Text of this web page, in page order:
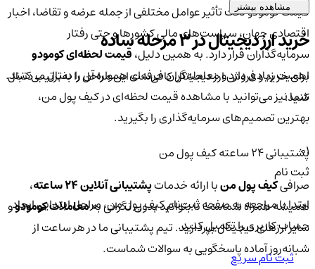
قیمت کومودو تحت تأثیر عوامل مختلفی از جمله عرضه و تقاضا، اخبار
اقتصادی جهان، سیاست‌های مالی کشورها و حتی رفتار
سرمایه‌گذاران قرار دارد. به همین دلیل،قیمت لحظه‌ای کومودو
اهمیت زیادی دارد و معامله‌گران حرفه‌ای همواره آن را دنبال می‌کنند.
شما نیز می‌توانید با مشاهده قیمت لحظه‌ای در کیف پول من،
بهترین تصمیم‌های سرمایه‌گذاری را بگیرید.
پشتیبانی ۲۴ ساعته کیف پول من
صرافیکیف پول منبا ارائه خدماتپشتیبانی آنلاین ۲۴ ساعته
،
همیشه همراه شماست تا بتوانید بدون نگرانی بهمعاملات کومودوو
سایر ارزهای دیجیتال بپردازید. تیم پشتیبانی ما در هر ساعت از
شبانه‌روز آماده پاسخگویی به سوالات شماست.
مشاهده بیشتر
خرید ارز دیجیتال در 3 مرحله ساده
برای خرید و فروش ارز دیجیتال کافی‌ست این مراحل را به‌ترتیب دنبال
کنید:
01
ثبت نام
ابتدا با مراجعه به صفحه ثبت‌نام کیف‌ پول من، مراحل ابتدایی ایجاد
حساب کاربری را تکمیل کنید.
ثبت نام سریع